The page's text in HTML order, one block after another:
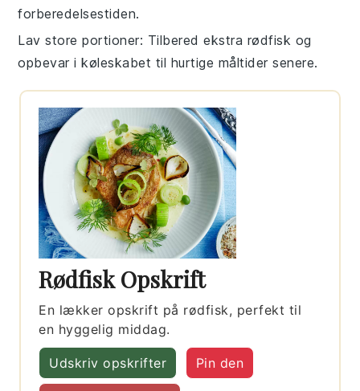
forberedelsestiden.
Lav store portioner: Tilbered ekstra rødfisk og
opbevar i køleskabet til hurtige måltider senere.
Rødfisk Opskrift
En lækker opskrift på rødfisk, perfekt til
en hyggelig middag.
Udskriv opskrifter Pin den